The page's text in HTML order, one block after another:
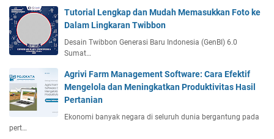
Tutorial Lengkap dan Mudah Memasukkan Foto ke
Dalam Lingkaran Twibbon
Desain Twibbon Generasi Baru Indonesia (GenBI) 6.0
Sumat…
Agrivi Farm Management Software: Cara Efektif
Mengelola dan Meningkatkan Produktivitas Hasil
Pertanian
Ekonomi banyak negara di seluruh dunia bergantung pada
pert…